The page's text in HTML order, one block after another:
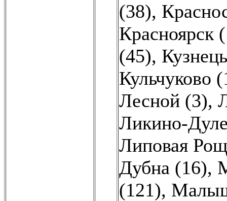
(38),
Красноярск
(45),
Кульчуково
Лесной (3),
Ликино-
Липовая
Дубна (16),
(121),